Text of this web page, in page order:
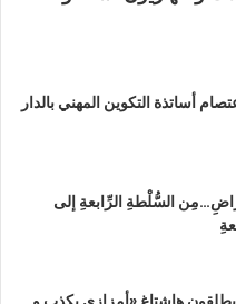
أساتذة التكوين المهني بالدار
السُّلْطةِ الرِّابعةِ إلى